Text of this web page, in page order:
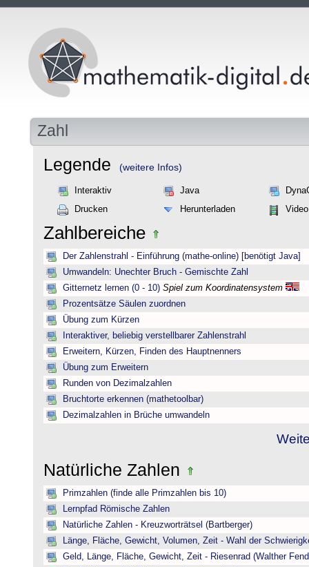
Zahl
Legende (weitere Infos)
Interaktiv Java
Drucken
Herunterladen Video
Zahlbereiche
Der Zahlenstrahl - Einführung (mathe-online) [benötigt Java]
Umwandeln: Unechter Bruch - Gemischte Zahl
Gitternetz lernen (0 - 10) Spiel zum Koordinatensystem
Prozentsätze Säulen zuordnen
Übung zum Kürzen
Interaktiver, beliebig verstellbarer Zahlenstrahl
Erweitern, Kürzen, Finden des Hauptnenners
Übung zum Erweitern
Runden von Dezimalzahlen
Bruchtorte erkennen (mathetoolbar)
Dezimalzahlen in Brüche umwandeln
Natürliche Zahlen
Primzahlen (finde alle Primzahlen bis 10)
Lernpfad Römische Zahlen
Natürliche Zahlen - Kreuzworträtsel (Bartberger)
Länge, Fläche, Gewicht, Volumen, Zeit - Wahl der
Geld, Länge, Fläche, Gewicht, Zeit - Riesenrad (Walther